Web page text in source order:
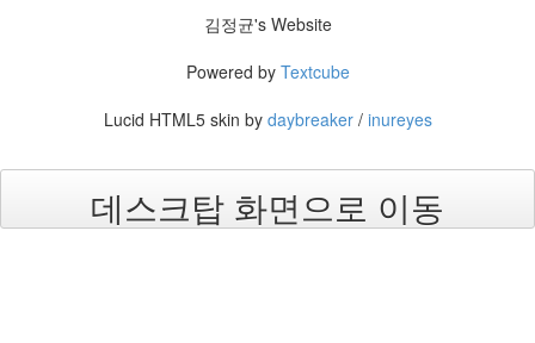
AA
김정균's Website
Powered by Textcube
Lucid HTML5 skin by daybreaker/ inureyes
데스크탑 화면으로 이동